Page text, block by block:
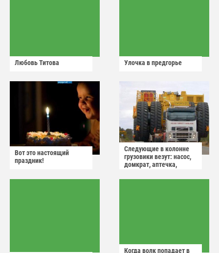
Любовь Титова Улочка в предгорье
Вот это настоящий
праздник!
Следующие в колонне
грузовики везут: насос,
домкрат, аптечка,
Когда волк попадает в